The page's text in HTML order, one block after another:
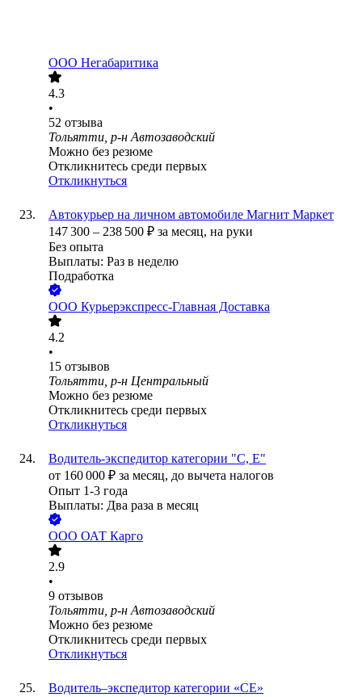
ООО Негабаритика
4.3
•
52 отзыва
Тольятти, р-н Автозаводский
Можно без резюме
Откликнитесь среди первых
Откликнуться
Автокурьер на личном автомобиле Магнит Маркет
147 300 – 238 500 ₽ за месяц, на руки
Без опыта
Выплаты: Раз в неделю
Подработка
ООО Курьерэкспресс-Главная Доставка
4.2
•
15 отзывов
Тольятти, р-н Центральный
Можно без резюме
Откликнитесь среди первых
Откликнуться
Водитель-экспедитор категории "С, Е"
от 160 000 ₽ за месяц, до вычета налогов
Опыт 1-3 года
Выплаты: Два раза в месяц
ООО ОАТ Карго
2.9
•
9 отзывов
Тольятти, р-н Автозаводский
Можно без резюме
Откликнитесь среди первых
Откликнуться
Водитель–экспедитор категории «СЕ»